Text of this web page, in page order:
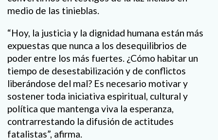
medio de las tinieblas.
“Hoy, la justicia y la dignidad humana están más
expuestas que nunca a los desequilibrios de
poder entre los más fuertes. ¿Cómo habitar un
tiempo de desestabilización y de conflictos
liberándose del mal? Es necesario motivar y
sostener toda iniciativa espiritual, cultural y
política que mantenga viva la esperanza,
contrarrestando la difusión de actitudes
fatalistas”, afirma.